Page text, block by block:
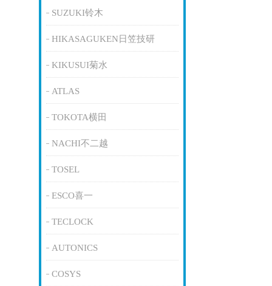
SUZUKI铃木
HIKASAGUKEN日笠技研
KIKUSUI菊水
ATLAS
TOKOTA横田
NACHI不二越
TOSEL
ESCO喜一
TECLOCK
AUTONICS
COSYS